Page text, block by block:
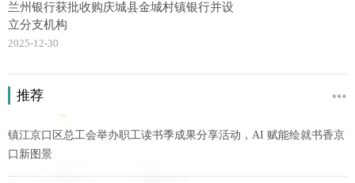
兰州银行获批收购庆城县金城村镇银行并设
立分支机构
2025-12-30
推荐
镇江京口区总工会举办职工读书季成果分享活动，AI 赋能绘就书香京
口新图景